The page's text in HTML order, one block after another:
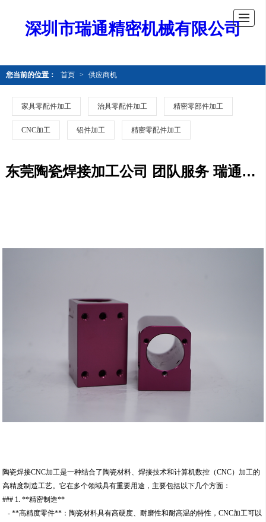
深圳市瑞通精密机械有限公司
您当前的位置： 首页 > 供应商机
家具零配件加工 治具零配件加工 精密零部件加工
CNC加工 铝件加工 精密零配件加工
东莞陶瓷焊接加工公司 团队服务 瑞通精密
陶瓷焊接CNC加工是一种结合了陶瓷材料、焊接技术和计算机数控（CNC）加工的
高精度制造工艺。它在多个领域具有重要用途，主要包括以下几个方面：
### 1. **精密制造**
- **高精度零件**：陶瓷材料具有高硬度、耐磨性和耐高温的特性，CNC加工可以